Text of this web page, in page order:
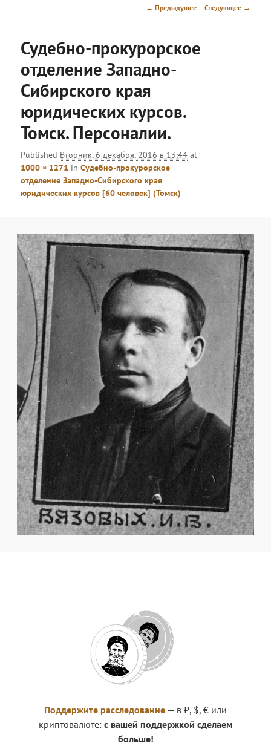
Навигация
← Предыдущее Следующее →
Судебно-прокурорское
отделение Западно-
Сибирского края
юридических курсов.
Томск. Персоналии.
Published Вторник, 6 декабря, 2016 в 13:44 at
1000 × 1271 inСудебно-прокурорское
отделение Западно-Сибирского края
юридических курсов [60 человек] (Томск)
Поддержите расследование — в ₽, $, € или
криптовалюте: с вашей поддержкой сделаем
больше!